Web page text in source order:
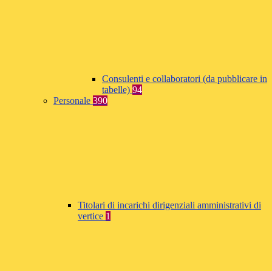
Consulenti e collaboratori (da pubblicare in
tabelle) 94
Personale 390
Titolari di incarichi dirigenziali amministrativi di
vertice 1